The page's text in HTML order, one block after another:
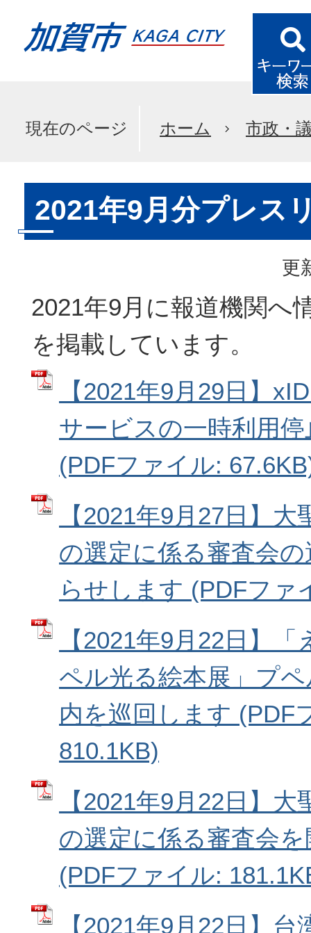
現在のページ ホーム 市政・
2021年9月分プレス
更
2021年9月に報道機関へ
を掲載しています。
【2021年9月29日】
サービスの一時利用
(PDFファイル:
【2021年9月27日】
の選定に係る審査会
らせします (PDFファ
【2021年9月22日】
ペル光る絵本展」プ
内を巡回します (PDF
810.1KB)
【2021年9月22日】
の選定に係る審査会
(PDFファイル:
【2021年9月22日】